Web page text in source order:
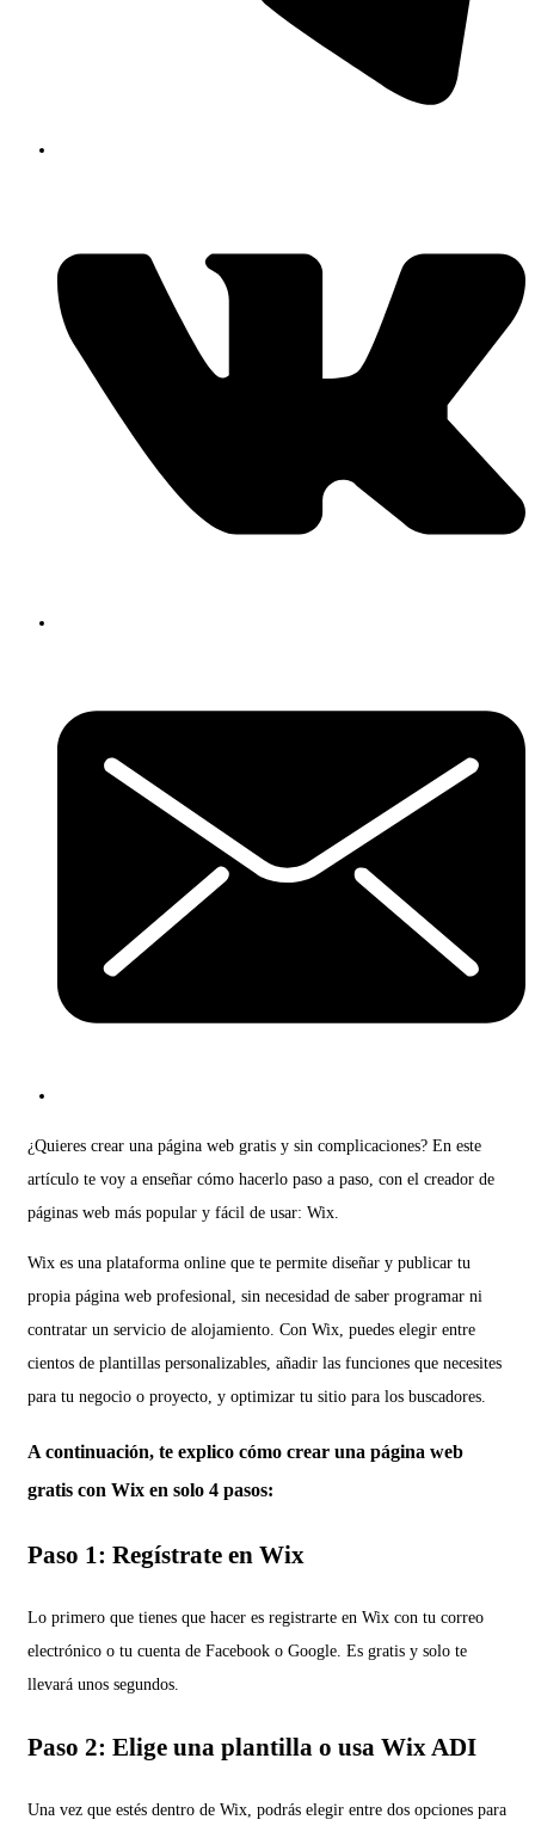
¿Quieres crear una página web gratis y sin complicaciones? En este
artículo te voy a enseñar cómo hacerlo paso a paso, con el creador de
páginas web más popular y fácil de usar: Wix.
Wix es una plataforma online que te permite diseñar y publicar tu
propia página web profesional, sin necesidad de saber programar ni
contratar un servicio de alojamiento. Con Wix, puedes elegir entre
cientos de plantillas personalizables, añadir las funciones que necesites
para tu negocio o proyecto, y optimizar tu sitio para los buscadores.
A continuación, te explico cómo crear una página web
gratis con Wix en solo 4 pasos:
Paso 1: Regístrate en Wix
Lo primero que tienes que hacer es registrarte en Wix con tu correo
electrónico o tu cuenta de Facebook o Google. Es gratis y solo te
llevará unos segundos.
Paso 2: Elige una plantilla o usa Wix ADI
Una vez que estés dentro de Wix, podrás elegir entre dos opciones para